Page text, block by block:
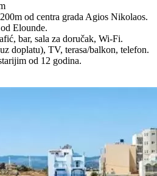
od centra grada Agios Nikolaos.
Elounde.
bar, sala za doručak, Wi-Fi.
doplatu), TV, terasa/balkon, telefon.
od 12 godina.